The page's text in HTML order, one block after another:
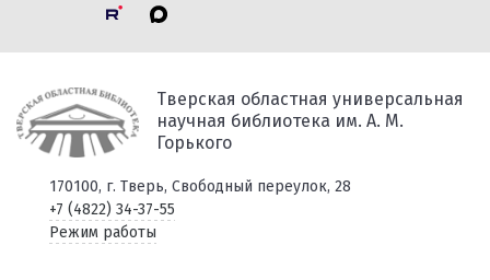
Тверская областная универсальная
научная библиотека им. А. М.
Горького
170100, г. Тверь, Свободный переулок, 28
+7 (4822) 34-37-55
Режим работы